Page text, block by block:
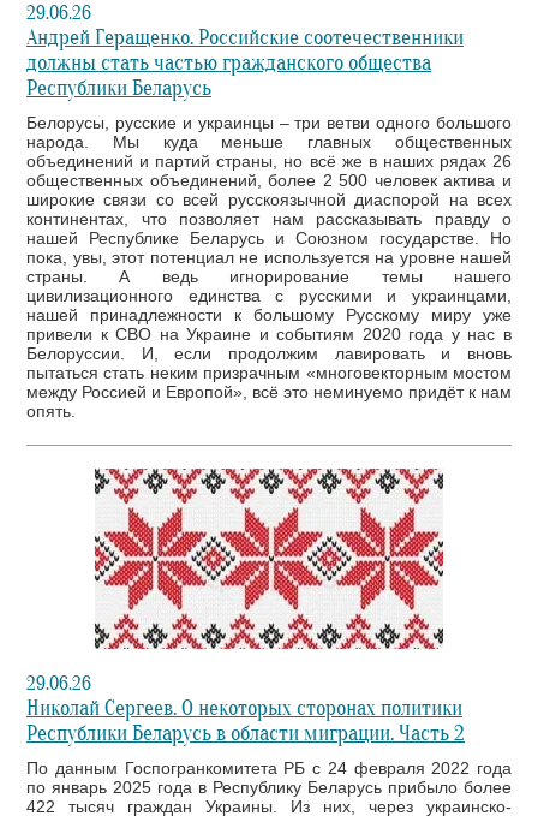
29.06.26
Андрей Геращенко. Российские соотечественники
должны стать частью гражданского общества
Республики Беларусь
Белорусы, русские и украинцы – три ветви одного большого
народа. Мы куда меньше главных общественных
объединений и партий страны, но всё же в наших рядах 26
общественных объединений, более 2 500 человек актива и
широкие связи со всей русскоязычной диаспорой на всех
континентах, что позволяет нам рассказывать правду о
нашей Республике Беларусь и Союзном государстве. Но
пока, увы, этот потенциал не используется на уровне нашей
страны. А ведь игнорирование темы нашего
цивилизационного единства с русскими и украинцами,
нашей принадлежности к большому Русскому миру уже
привели к СВО на Украине и событиям 2020 года у нас в
Белоруссии. И, если продолжим лавировать и вновь
пытаться стать неким призрачным «многовекторным мостом
между Россией и Европой», всё это неминуемо придёт к нам
опять.
29.06.26
Николай Сергеев. О некоторых сторонах политики
Республики Беларусь в области миграции. Часть 2
По данным Госпогранкомитета РБ с 24 февраля 2022 года
по январь 2025 года в Республику Беларусь прибыло более
422 тысяч граждан Украины. Из них, через украинско-